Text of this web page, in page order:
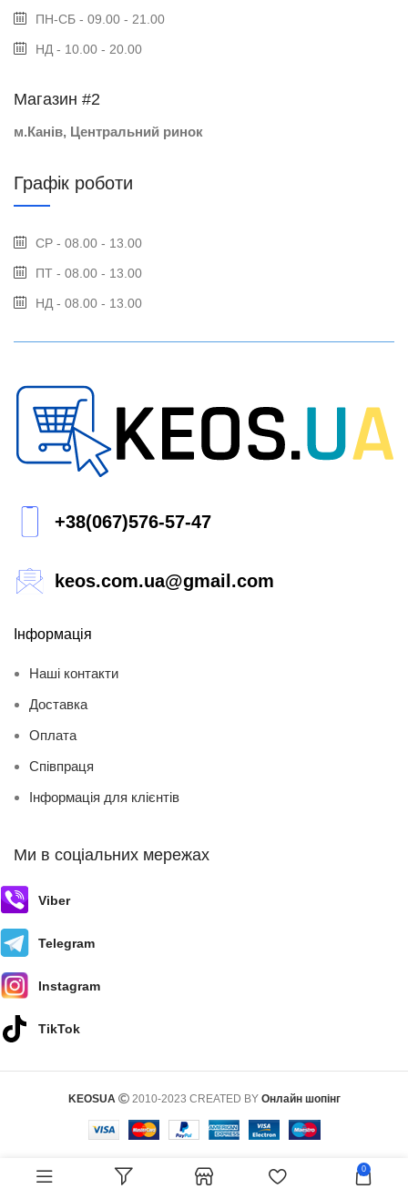
ПН-СБ - 09.00 - 21.00
НД - 10.00 - 20.00
Магазин #2
м.Канів, Центральний ринок
Графік роботи
СР - 08.00 - 13.00
ПТ - 08.00 - 13.00
НД - 08.00 - 13.00
+38(067)576-57-47
keos.com.ua@gmail.com
Інформація
Наші контакти
Доставка
Оплата
Співпраця
Інформація для клієнтів
Ми в соціальних мережах
Viber
Telegram
Instagram
TikTok
KEOSUA 2010-2023 CREATED BY Онлайн шопінг
0